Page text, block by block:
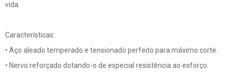
vida.
Características:
• Aço aleado temperado e tensionado perfeito para máximo corte.
• Nervo reforçado dotando-o de especial resistência ao esforço.